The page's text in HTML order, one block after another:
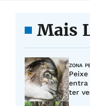
Mais
ZONA
entra
ter